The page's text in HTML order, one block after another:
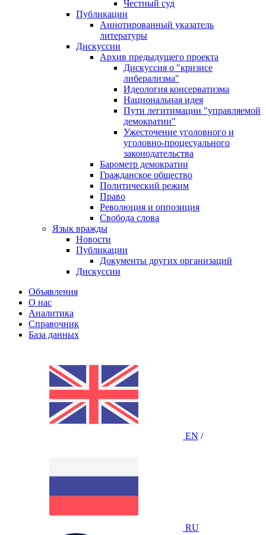
Честный суд
Публикации
Аннотированный указатель
литературы
Дискуссии
Архив предыдущего проекта
Дискуссия о "кризисе
либерализма"
Идеология консерватизма
Национальная идея
Пути легитимации "управляемой
демократии"
Ужесточение уголовного и
уголовно-процесуального
законодательства
Барометр демократии
Гражданское общество
Политический режим
Право
Революция и оппозиция
Свобода слова
Язык вражды
Новости
Публикации
Документы других организаций
Дискуссии
Объявления
О нас
Аналитика
Справочник
База данных
EN /
RU